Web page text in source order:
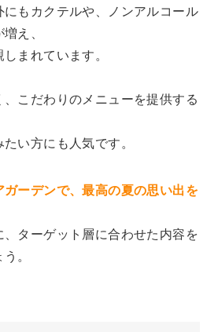
もカクテルや、ノンアルコール
え、
まれています。
、こだわりのメニューを提供する
い方にも人気です。
ガーデンで、最高の夏の思い出を
ターゲット層に合わせた内容を
。